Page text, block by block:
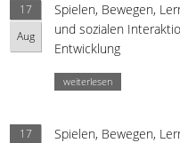
17
Aug
Spielen, Bewegen,
und sozialen
Entwicklung
weiterlesen
17
Spielen, Bewegen,